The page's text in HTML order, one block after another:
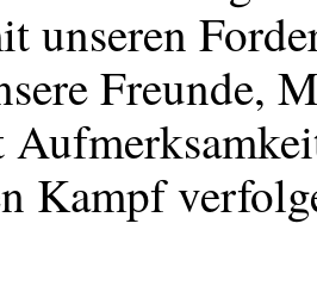
unseren
Freunde,
Kampf